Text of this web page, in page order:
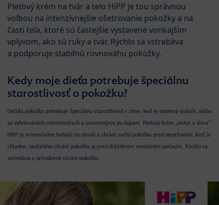
Pleťový krém na tvár a telo HiPP je tou správnou
voľbou na intenzívnejšie ošetrovanie pokožky a na
časti tela, ktoré sú častejšie vystavené vonkajším
vplyvom, ako sú ruky a tvár. Rýchlo sa vstrebáva
a podporuje stabilnú rovnováhu pokožky.
Kedy moje dieťa potrebuje špeciálnu
starostlivosť o pokožku?
Detská pokožka potrebuje špeciálnu starostlivosť v zime, keď je studený vzduch, alebo
vo vyhrievaných miestnostiach a samozrejme po kúpaní. Pleťový krém „vietor a zima“
HiPP je mimoriadne bohatý na obsah a chráni suchú pokožku pred vysychaním. Keď je
chladno, spoľahlivo chráni pokožku aj pred dráždením vyvolaným počasím. Rýchlo sa
vstrebáva a prirodzene chráni pokožku.